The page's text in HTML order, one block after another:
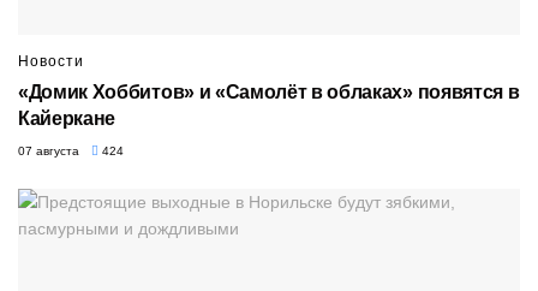
Новости
«Домик Хоббитов» и «Самолёт в облаках» появятся в
Кайеркане
07 августа 424